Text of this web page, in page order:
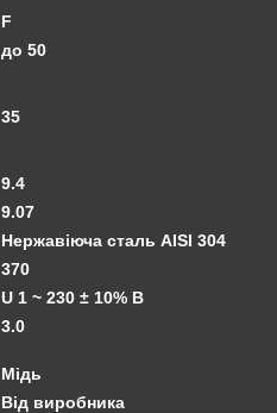
F
до 50
35
9.4
9.07
Нержавіюча сталь AISI 304
370
U 1 ~ 230 ± 10% В
3.0
Мідь
Від виробника